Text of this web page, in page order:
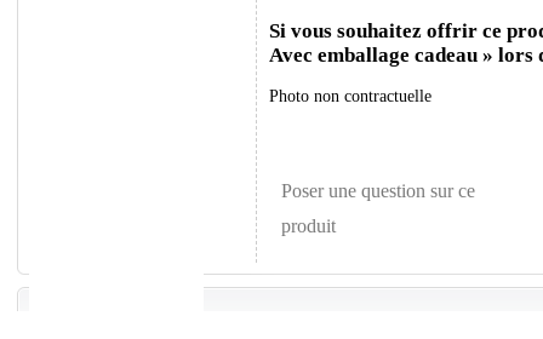
Si vous souhaitez offrir ce
Avec emballage cadeau » lors
Photo non contractuelle
Poser une question sur ce
produit